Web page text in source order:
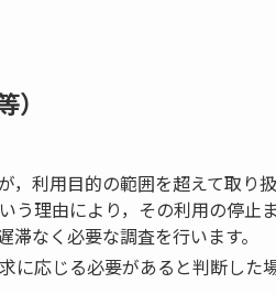
，利用目的の範囲を超えて取り
う理由により，その利用の停止
なく必要な調査を行います。
に応じる必要があると判断した